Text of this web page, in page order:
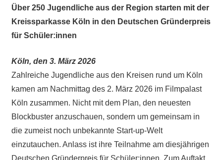
Über 250 Jugendliche aus der Region starten mit der
Kreissparkasse Köln in den Deutschen Gründerpreis
für Schüler:innen
Köln, den 3. März 2026
Zahlreiche Jugendliche aus den Kreisen rund um Köln
kamen am Nachmittag des 2. März 2026 im Filmpalast
Köln zusammen. Nicht mit dem Plan, den neuesten
Blockbuster anzuschauen, sondern um gemeinsam in
die zumeist noch unbekannte Start-up-Welt
einzutauchen. Anlass ist ihre Teilnahme am diesjährigen
Deutschen Gründerpreis für Schüler:innen. Zum Auftakt